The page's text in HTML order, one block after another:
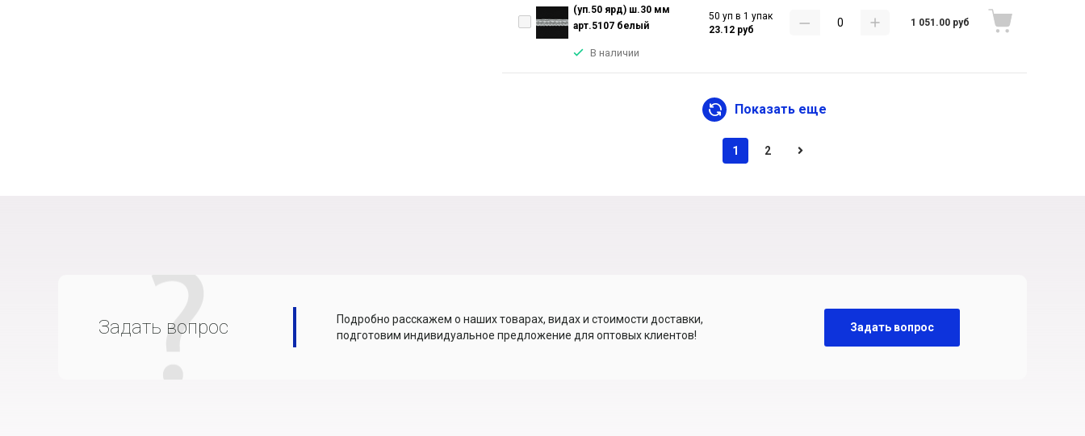
(уп.50 ярд) ш.30 мм
арт.5107 белый
В наличии
50 уп в 1 упак
23.12 руб
1 051.00 руб
Показать еще
1 2
Задать вопрос
Подробно расскажем о наших товарах, видах и стоимости доставки,
подготовим индивидуальное предложение для оптовых клиентов!
Задать вопрос